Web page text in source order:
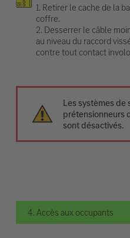
1. Retirer le cache de la
coffre.
2. Desserrer le câble
au niveau du raccord
contre tout contact
Les systèmes de
prétensionneurs
sont désactivés.
4. Accès aux occupants